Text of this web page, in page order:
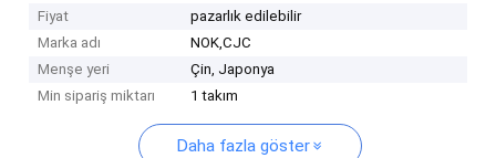
Fiyat
pazarlık edilebilir
Marka adı
NOK,CJC
Menşe yeri
Çin, Japonya
Min sipariş miktarı
1 takım
Daha fazla göster